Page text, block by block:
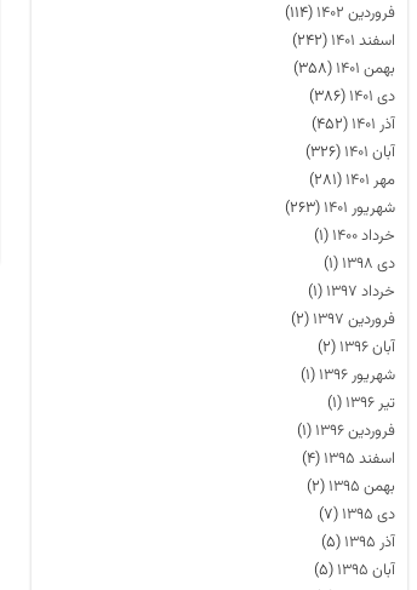
فروردین ۱۴۰۲
(۱۱۴)
اسفند ۱۴۰۱
(۲۴۲)
بهمن ۱۴۰۱
(۳۵۸)
دی ۱۴۰۱
(۳۸۶)
آذر ۱۴۰۱
(۴۵۲)
آبان ۱۴۰۱
(۳۲۶)
مهر ۱۴۰۱
(۲۸۱)
شهریور ۱۴۰۱
(۲۶۳)
خرداد ۱۴۰۰
(۱)
دی ۱۳۹۸
(۱)
خرداد ۱۳۹۷
(۱)
فروردین ۱۳۹۷
(۲)
آبان ۱۳۹۶
(۲)
شهریور ۱۳۹۶
(۱)
تیر ۱۳۹۶
(۱)
فروردین ۱۳۹۶
(۱)
اسفند ۱۳۹۵
(۴)
بهمن ۱۳۹۵
(۲)
دی ۱۳۹۵
(۷)
آذر ۱۳۹۵
(۵)
آبان ۱۳۹۵
(۵)